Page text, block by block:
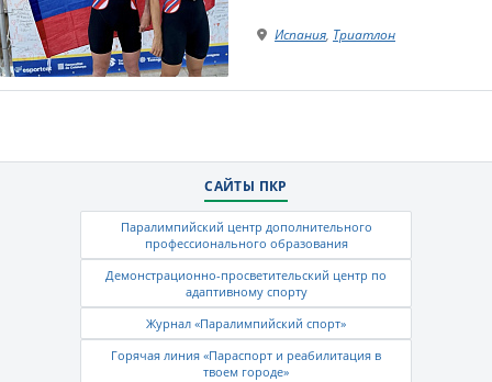
Испания, Триатлон
САЙТЫ ПКР
Паралимпийский центр дополнительного
профессионального образования
Демонстрационно-просветительский центр по
адаптивному спорту
Журнал «Паралимпийский спорт»
Горячая линия «Параспорт и реабилитация в
твоем городе»